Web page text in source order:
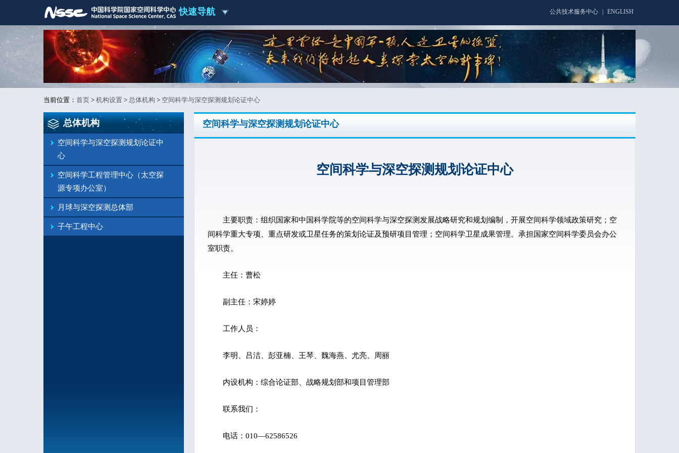
快速导航 公共技术服务中心 ENGLISH
当前位置： 首页 > 机构设置 > 总体机构 > 空间科学与深空探测规划论证中心
总体机构
空间科学与深空探测规划论证中
心
空间科学工程管理中心（太空探
源专项办公室）
月球与深空探测总体部
子午工程中心
空间科学与深空探测规划论证中心
空间科学与深空探测规划论证中心
主要职责：组织国家和中国科学院等的空间科学与深空探测发展战略研究和规划编制，开展空间科学领域政策研究；空
间科学重大专项、重点研发或卫星任务的策划论证及预研项目管理；空间科学卫星成果管理。承担国家空间科学委员会办公
室职责。
主任：曹松
副主任：宋婷婷
工作人员：
李明、吕洁、彭亚楠、王琴、魏海燕、尤亮、周丽
内设机构：综合论证部、战略规划部和项目管理部
联系我们：
电话：010—62586526